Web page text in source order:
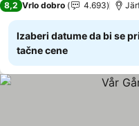
8,2 Vrlo dobro 4.693
Izaberi datume da bi se
tačne cene